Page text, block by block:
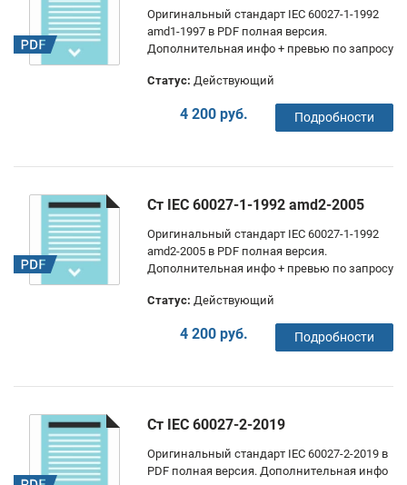
Оригинальный стандарт IEC 60027-1-1992
amd1-1997 в PDF полная версия.
Дополнительная инфо + превью по запросу
Статус: Действующий
4 200 руб. Подробности
Ст IEC 60027-1-1992 amd2-2005
Оригинальный стандарт IEC 60027-1-1992
amd2-2005 в PDF полная версия.
Дополнительная инфо + превью по запросу
Статус: Действующий
4 200 руб. Подробности
Ст IEC 60027-2-2019
Оригинальный стандарт IEC 60027-2-2019 в
PDF полная версия. Дополнительная инфо